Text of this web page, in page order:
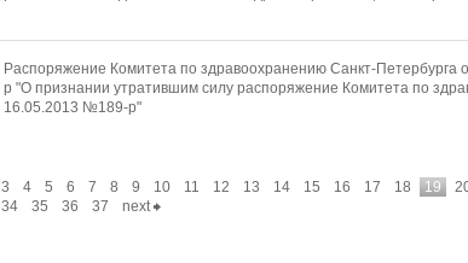
Распоряжение Комитета по здравоохранению Санкт-Петербурга
р "О признании утратившим силу распоряжение Комитета по
16.05.2013 №189-р"
3 4 5 6 7 8 9 10 11 12 13 14 15 16 17 18 19
34 35 36 37 next